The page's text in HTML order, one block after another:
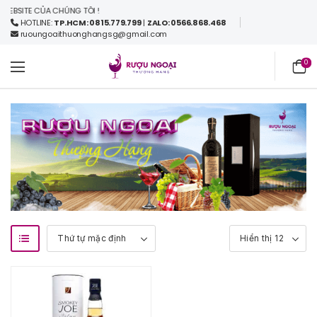
CỦA CHÚNG TÔI !
HOTLINE:TP.HCM: 0815.779.799| ZALO: 0566.868.468
ruoungoaithuonghangsg@gmail.com
0